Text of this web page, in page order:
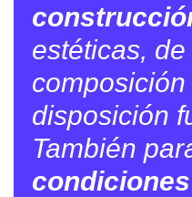
estéticas,
composición
disposición
También